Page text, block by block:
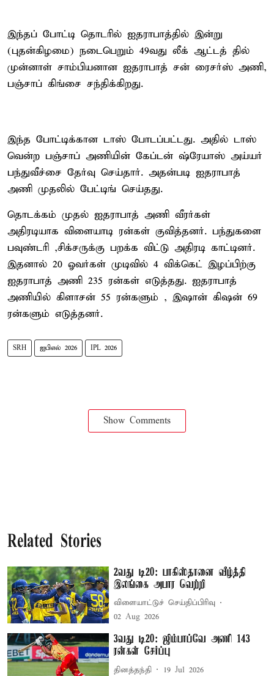
இந்தப் போட்டி தொடரில் ஐதராபாத்தில் இன்று
(புதன்கிழமை) நடைபெறும் 49வது லீக் ஆட்டத் தில்
முன்னாள் சாம்பியனான ஐதராபாத் சன் ரைசர்ஸ் அணி,
பஞ்சாப் கிங்சை சந்திக்கிறது.
இந்த போட்டிக்கான டாஸ் போடப்பட்டது. அதில் டாஸ்
வென்ற பஞ்சாப் அணியின் கேப்டன் ஷ்ரேயாஸ் அய்யர்
பந்துவீச்சை தேர்வு செய்தார். அதன்படி ஐதராபாத்
அணி முதலில் பேட்டிங் செய்தது.
தொடக்கம் முதல் ஐதராபாத் அணி வீரர்கள்
அதிரடியாக விளையாடி ரன்கள் குவித்தனர். பந்துகளை
பவுண்டரி ,சிக்சருக்கு பறக்க விட்டு அதிரடி காட்டினர்.
இதனால் 20 ஓவர்கள் முடிவில் 4 விக்கெட் இழப்பிற்கு
ஐதராபாத் அணி 235 ரன்கள் எடுத்தது. ஐதராபாத்
அணியில் கிளாசன் 55 ரன்களும் , இஷான் கிஷன் 69
ரன்களும் எடுத்தனர்.
SRH ஐபிஎல் 2026 IPL 2026
Show Comments
Related Stories
2வது டி20: பாகிஸ்தானை வீழ்த்தி
இலங்கை அபார வெற்றி
விளையாட்டுச் செய்திப்பிரிவு
02 Aug 2026
3வது டி20: ஜிம்பாப்வே அணி 143
ரன்கள் சேர்ப்பு
தினத்தந்தி 19 Jul 2026